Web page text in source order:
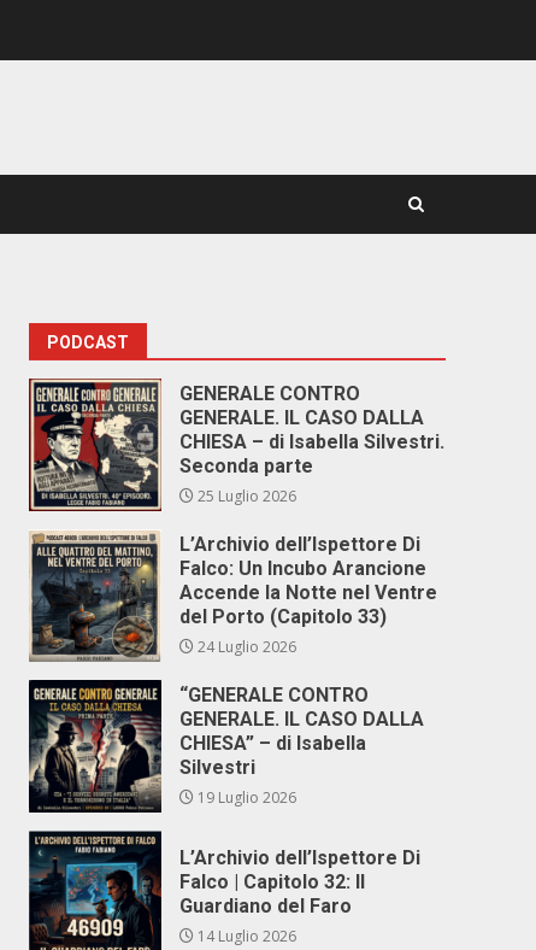
PODCAST
GENERALE CONTRO
GENERALE. IL CASO DALLA
CHIESA – di Isabella Silvestri.
Seconda parte
25 Luglio 2026
L’Archivio dell’Ispettore Di
Falco: Un Incubo Arancione
Accende la Notte nel Ventre
del Porto (Capitolo 33)
24 Luglio 2026
“GENERALE CONTRO
GENERALE. IL CASO DALLA
CHIESA” – di Isabella
Silvestri
19 Luglio 2026
L’Archivio dell’Ispettore Di
Falco | Capitolo 32: Il
Guardiano del Faro
14 Luglio 2026